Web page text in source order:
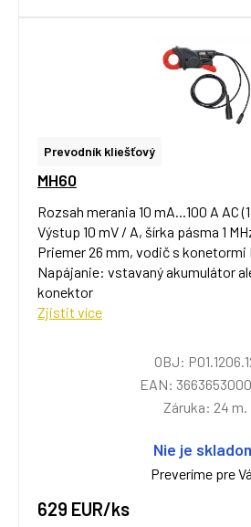
Prevodník kliešťový
MH60
Rozsah merania 10 mA...100 A AC
Výstup 10 mV / A, šírka pásma 1
Priemer 26 mm, vodič s konetormi
Napájanie: vstavaný akumulátor
konektor
Zjistit více
OBJ:
EAN:
Záruka: 24 m.
Nie je
Preveríme pre
629 EUR/ks